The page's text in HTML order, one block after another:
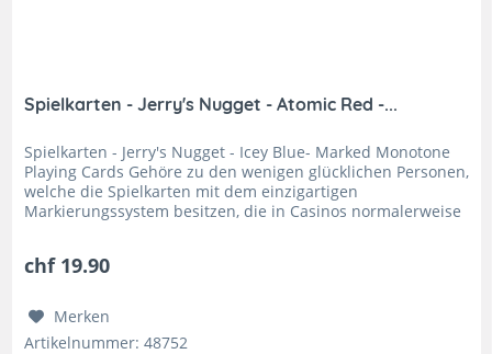
Spielkarten - Jerry's Nugget - Atomic Red -...
Spielkarten - Jerry's Nugget - Icey Blue- Marked Monotone
Playing Cards Gehöre zu den wenigen glücklichen Personen,
welche die Spielkarten mit dem einzigartigen
Markierungssystem besitzen, die in Casinos normalerweise
chf 19.90
Merken
Artikelnummer: 48752